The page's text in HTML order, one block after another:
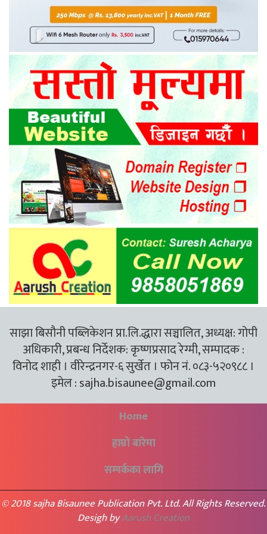
साझा बिसौनी पब्लिकेशन प्रा.लि.द्धारा सञ्चालित, अध्यक्ष: गोपी
अधिकारी, प्रबन्ध निर्देशक: कृष्णप्रसाद रेग्मी, सम्पादक :
विनोद शाही । वीरेन्द्रनगर-६ सुर्खेत । फोन नं. ०८३-५२०९८८ ।
इमेल :sajha.bisaunee@gmail.com
Home
हाम्रो बारेमा
सम्पर्कका लागि
© 2018 sajha Bisaunee Publication Pvt. Ltd. All Rights Reserved.
Desigh byAarush Creation